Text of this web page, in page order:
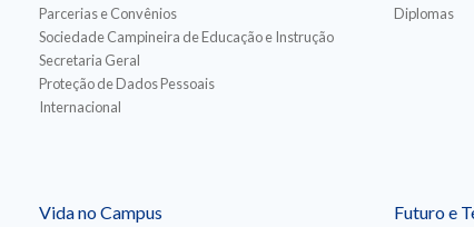
Parcerias e Convênios
Sociedade Campineira de Educação e Instrução
Secretaria Geral
Proteção de Dados Pessoais
Internacional
Diplomas
Vida no Campus Futuro e